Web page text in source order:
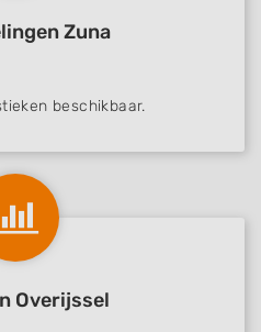
Zuna
beschikbaar.
Overijssel